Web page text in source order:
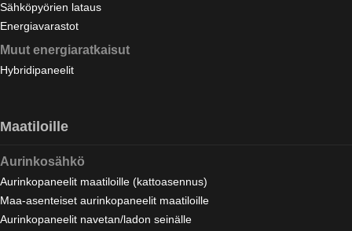
Sähköpyörien lataus
Energiavarastot
Muut energiaratkaisut
Hybridipaneelit
Maatiloille
Aurinkosähkö
Aurinkopaneelit maatiloille (kattoasennus)
Maa-asenteiset aurinkopaneelit maatiloille
Aurinkopaneelit navetan/ladon seinälle